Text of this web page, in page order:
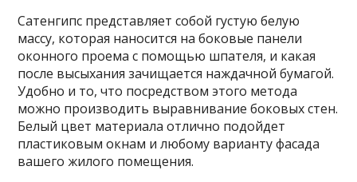
Сатенгипс представляет собой густую белую
массу, которая наносится на боковые панели
оконного проема с помощью шпателя, и какая
после высыхания зачищается наждачной бумагой.
Удобно и то, что посредством этого метода
можно производить выравнивание боковых стен.
Белый цвет материала отлично подойдет
пластиковым окнам и любому варианту фасада
вашего жилого помещения.